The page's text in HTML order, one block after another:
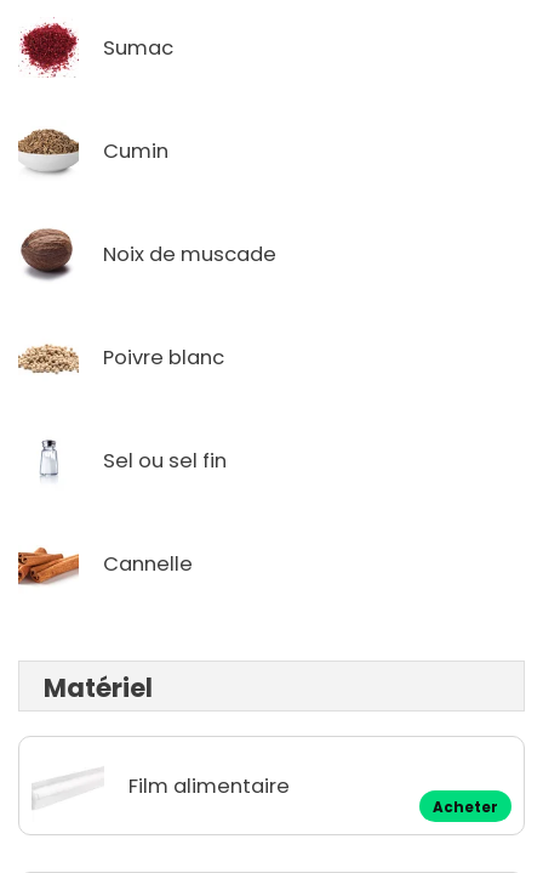
Sumac
Cumin
Noix de muscade
Poivre blanc
Sel ou sel fin
Cannelle
Matériel
Film alimentaire
Acheter